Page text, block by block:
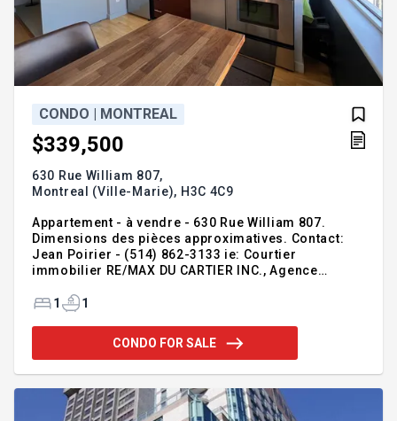
CONDO | MONTREAL
$339,500
630 Rue William 807,
Montreal (Ville-Marie), H3C 4C9
Appartement - à vendre - 630 Rue William 807.
Dimensions des pièces approximatives. Contact:
Jean Poirier - (514) 862-3133 ie: Courtier
immobilier RE/MAX DU CARTIER INC., Agence
PROPRIÉTÉ: https://www.remax-
1 1
CONDO FOR SALE